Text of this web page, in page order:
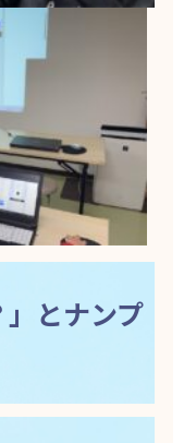
」とナンプ